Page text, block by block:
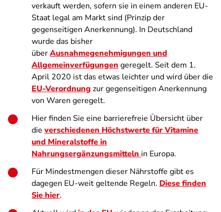
verkauft werden, sofern sie in einem anderen EU-
Staat legal am Markt sind (Prinzip der
gegenseitigen Anerkennung). In Deutschland
wurde das bisher
überAusnahmegenehmigungen und
Allgemeinverfügungen geregelt. Seit dem 1.
April 2020 ist das etwas leichter und wird über die
EU-Verordnung zur gegenseitigen Anerkennung
von Waren geregelt.
Hier finden Sie eine barrierefreie Übersicht über
die verschiedenen Höchstwerte für Vitamine
und Mineralstoffe in
Nahrungsergänzungsmitteln in Europa.
Für Mindestmengen dieser Nährstoffe gibt es
dagegen EU-weit geltende Regeln. Diese finden
Sie hier.